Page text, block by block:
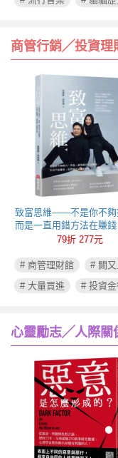
商管行銷╱投資理
致富思維——不是你不夠
而是一直用錯方法在賺
不能重來，但思維可以
79折 277元
# 商管理財館 # 闕又
# 大量買進
# 投資
心靈勵志╱人際關